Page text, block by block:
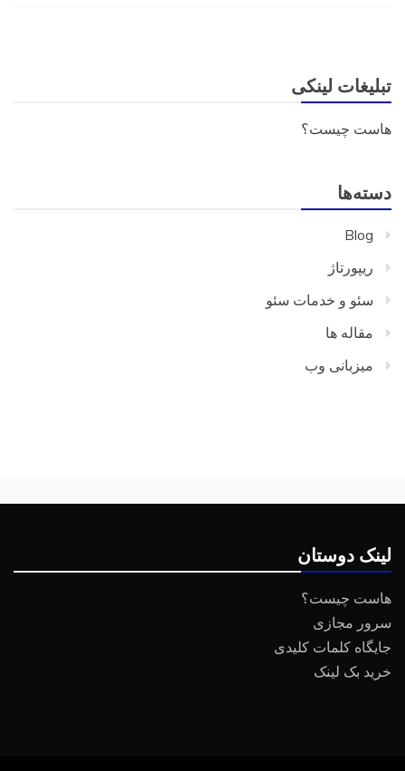
تبلیغات لینکی
هاست چیست؟
دسته‌ها
Blog
ریپورتاژ
سئو و خدمات سئو
مقاله ها
میزبانی وب
لینک دوستان
هاست چیست؟
سرور مجازی
جایگاه کلمات کلیدی
خرید بک لینک